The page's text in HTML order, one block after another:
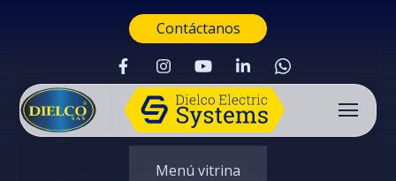
Contáctanos
Menú vitrina